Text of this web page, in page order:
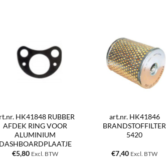
HK41848 RUBBER
AFDEK RING VOOR
ALUMINIUM
DASHBOARDPLAATJE
€5,80 Excl. BTW
art.nr. HK41846
BRANDSTOFFILTER
5420
€7,40 Excl. BTW